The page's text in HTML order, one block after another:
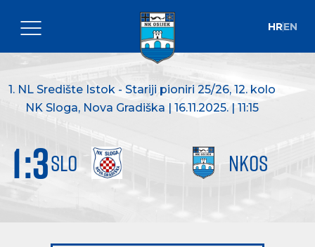
HREN
1. NL Središte Istok - Stariji pioniri 25/26, 12. kolo
NK Sloga, Nova Gradiška | 16.11.2025. | 11:15
SLO NKOS
1:3